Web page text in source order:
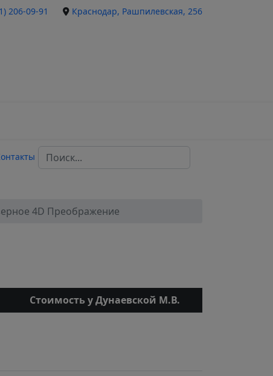
206-09-91 Краснодар, Рашпилевская, 256
Поиск...
4D Преображение
Стоимость у Дунаевской М.В.